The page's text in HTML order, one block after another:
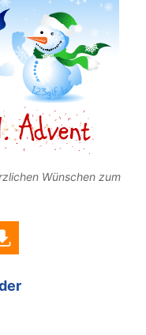
Wünschen zum